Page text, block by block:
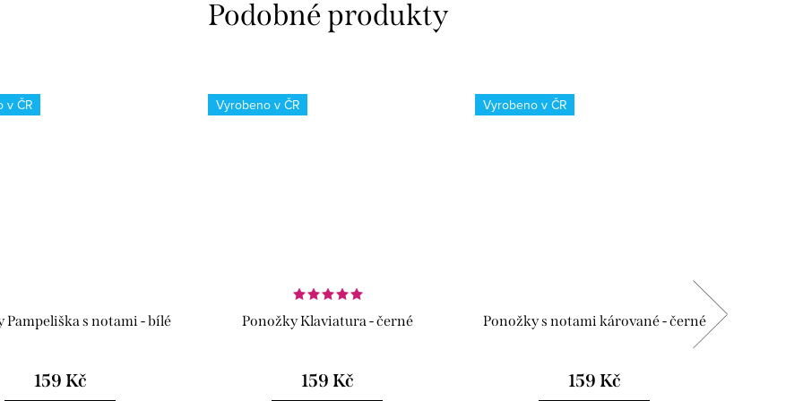
v ČR
Pampeliška s notami - bílé
159 Kč
Vyrobeno v ČR
Ponožky Klaviatura - černé
159 Kč
Vyrobeno v ČR
Ponožky s notami kárované - černé
159 Kč